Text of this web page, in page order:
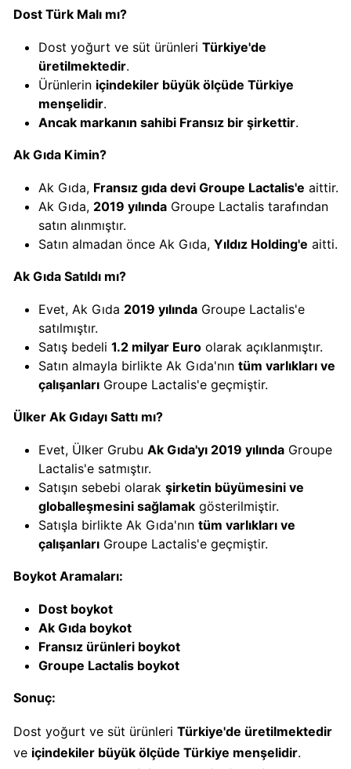
Sahibi
Calve
Boykot
Kimin
Kim?
Danone
mu?
Kimin
Sahibi
Kim?
Boykot
Dominos
Kimin
Sahibi
Kim?
Boykot
Knorr
Kimin
Sahibi
KFC
Boykot
Dost Türk Malı mı?
Dost yoğurt ve süt ürünleri Türkiye'de
üretilmektedir.
Ürünlerin içindekiler büyük ölçüde Türkiye
menşelidir.
Ancak markanın sahibi Fransız bir şirkettir.
Ak Gıda Kimin?
Ak Gıda, Fransız gıda devi Groupe Lactalis'e aittir.
Ak Gıda, 2019 yılında Groupe Lactalis tarafından
satın alınmıştır.
Satın almadan önce Ak Gıda, Yıldız Holding'e aitti.
Ak Gıda Satıldı mı?
Evet, Ak Gıda 2019 yılında Groupe Lactalis'e
satılmıştır.
Satış bedeli 1.2 milyar Euro olarak açıklanmıştır.
Satın almayla birlikte Ak Gıda'nın tüm varlıkları ve
çalışanları Groupe Lactalis'e geçmiştir.
Ülker Ak Gıdayı Sattı mı?
Evet, Ülker Grubu Ak Gıda'yı 2019 yılında Groupe
Lactalis'e satmıştır.
Satışın sebebi olarak şirketin büyümesini ve
globalleşmesini sağlamak gösterilmiştir.
Satışla birlikte Ak Gıda'nın tüm varlıkları ve
çalışanları Groupe Lactalis'e geçmiştir.
Boykot Aramaları:
Dost boykot
Ak Gıda boykot
Fransız ürünleri boykot
Groupe Lactalis boykot
Sonuç:
Dost yoğurt ve süt ürünleri Türkiye'de üretilmektedir
ve içindekiler büyük ölçüde Türkiye menşelidir.